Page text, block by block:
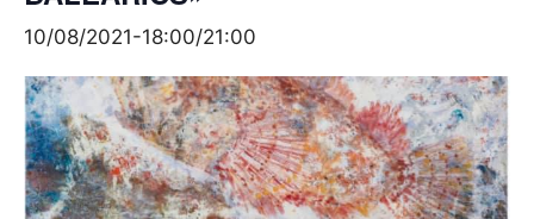
10/08/2021-18:00/21:00